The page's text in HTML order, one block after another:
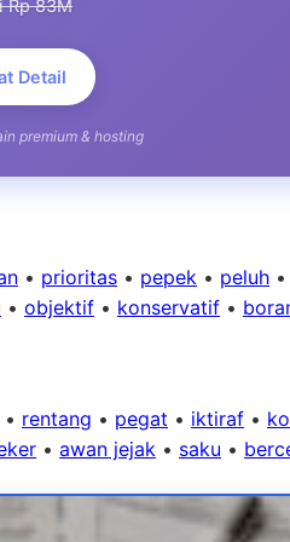
Rp 83M
Detail
premium & hosting
• prioritas • pepek • peluh •
• objektif • konservatif •
• rentang • pegat • iktiraf •
• awan jejak • saku •